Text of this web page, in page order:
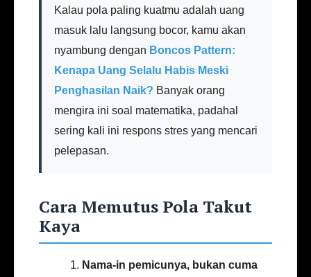
Kalau pola paling kuatmu adalah uang
masuk lalu langsung bocor, kamu akan
nyambung dengan Boncos Pattern:
Kenapa Uang Selalu Habis Meski
Penghasilan Naik? Banyak orang
mengira ini soal matematika, padahal
sering kali ini respons stres yang mencari
pelepasan.
Cara Memutus Pola Takut
Kaya
Nama-in pemicunya, bukan cuma